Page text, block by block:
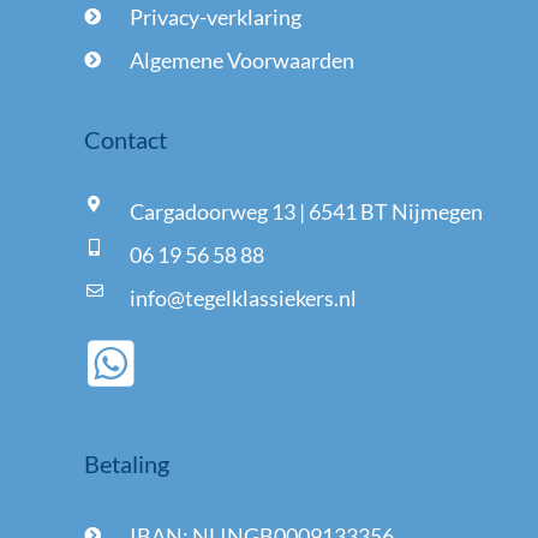
Privacy-verklaring
Algemene Voorwaarden
Contact
Cargadoorweg 13 | 6541 BT Nijmegen
06 19 56 58 88
info@tegelklassiekers.nl
Betaling